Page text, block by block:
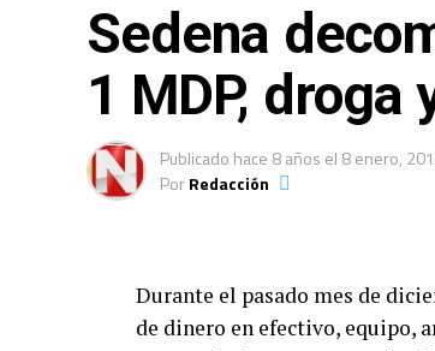
Sedena
1 MDP, droga
Publicado hace 8 años el 8 enero,
PorRedacción
Durante el pasado mes de
de dinero en efectivo, equipo,